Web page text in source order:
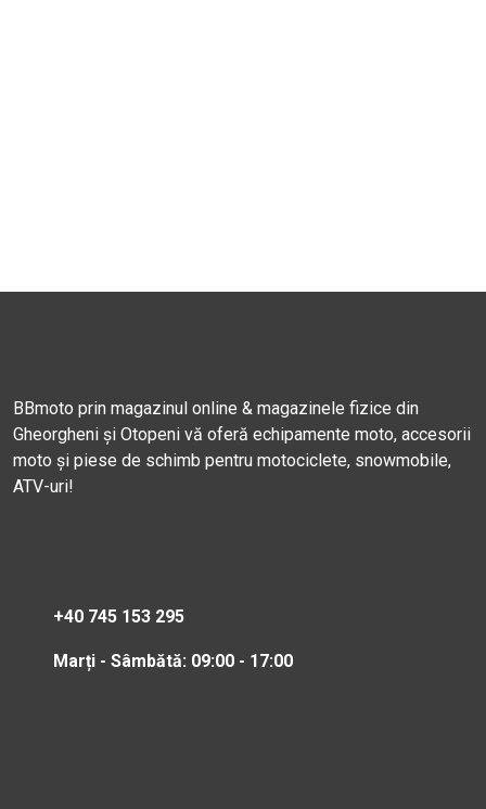
BBmoto prin magazinul online & magazinele fizice din
Gheorgheni și Otopeni vă oferă echipamente moto, accesorii
moto și piese de schimb pentru motociclete, snowmobile,
ATV-uri!
+40 745 153 295
Marți - Sâmbătă: 09:00 - 17:00